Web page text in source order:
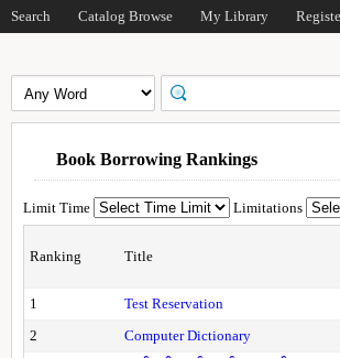
Search Catalog Browse My Library
Book Borrowing Rankings
Limit Time Limitations
Ranking Title
1
Test Reservation
2
Computer Dictionary